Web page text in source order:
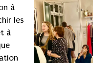
à
les
à